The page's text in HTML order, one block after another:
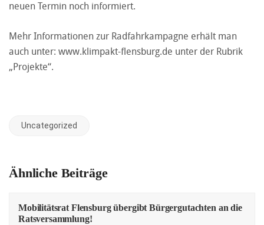
neuen Termin noch informiert.
Mehr Informationen zur Radfahrkampagne erhält man
auch unter: www.klimpakt-flensburg.de unter der Rubrik
„Projekte“.
Uncategorized
Ähnliche Beiträge
Mobilitätsrat Flensburg übergibt Bürgergutachten an die
Ratsversammlung!